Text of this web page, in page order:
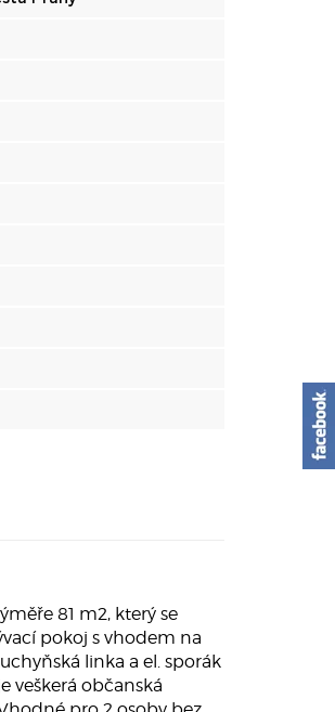
81 m2, který se
pokoj s vhodem na
linka a el. sporák
veškerá občanská